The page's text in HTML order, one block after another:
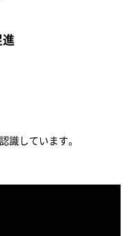
識しています。